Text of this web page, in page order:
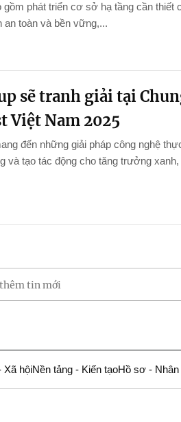
gồm phát triển cơ sở hạ tầng cần thiết
an toàn và bền vững,...
sẽ tranh giải tại
Việt Nam 2025
đến những giải pháp công nghệ
và tạo tác động cho tăng trưởng
tin mới
Xã hộiNền tảng - Kiến tạoHồ sơ - Nhân